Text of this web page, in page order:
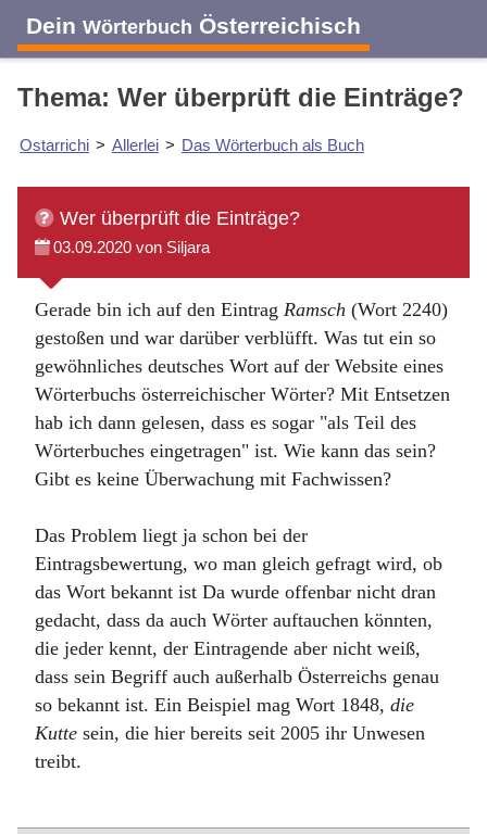
Dein Wörterbuch Österreichisch
Thema: Wer überprüft die Einträge?
Ostarrichi > Allerlei > Das Wörterbuch als Buch
Wer überprüft die Einträge?
03.09.2020 von Siljara
Gerade bin ich auf den Eintrag Ramsch (Wort 2240)
gestoßen und war darüber verblüfft. Was tut ein so
gewöhnliches deutsches Wort auf der Website eines
Wörterbuchs österreichischer Wörter? Mit Entsetzen
hab ich dann gelesen, dass es sogar "als Teil des
Wörterbuches eingetragen" ist. Wie kann das sein?
Gibt es keine Überwachung mit Fachwissen?
Das Problem liegt ja schon bei der
Eintragsbewertung, wo man gleich gefragt wird, ob
das Wort bekannt ist Da wurde offenbar nicht dran
gedacht, dass da auch Wörter auftauchen könnten,
die jeder kennt, der Eintragende aber nicht weiß,
dass sein Begriff auch außerhalb Österreichs genau
so bekannt ist. Ein Beispiel mag Wort 1848, die
Kutte sein, die hier bereits seit 2005 ihr Unwesen
treibt.